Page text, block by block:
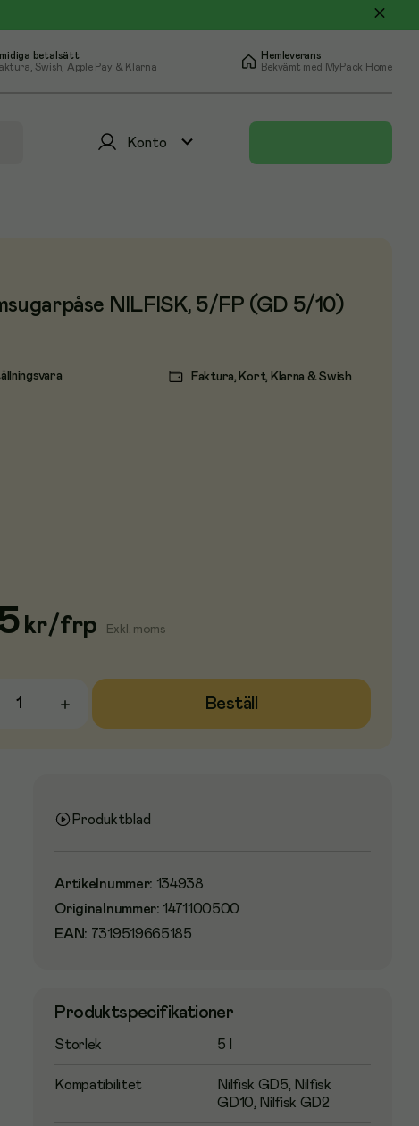
betalsätt
Swish, Apple Pay & Klarna
Hemleverans
Bekvämt med MyPack Home
Konto
NILFISK, 5/FP (GD 5/10)
Faktura, Kort, Klarna & Swish
kr/frp Exkl. moms
Beställ
Produktblad
Artikelnummer: 134938
Originalnummer: 1471100500
EAN: 7319519665185
Produktspecifikationer
Storlek 5 l
Kompatibilitet
Nilfisk GD5, Nilfisk
GD10, Nilfisk GD2